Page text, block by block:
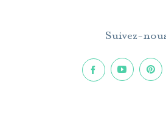
Suivez-nous